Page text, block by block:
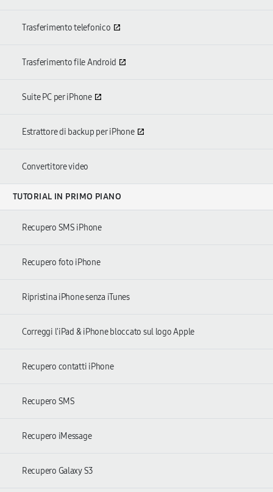
Trasferimento telefonico
Trasferimento file Android
Suite PC per iPhone
Estrattore di backup per iPhone
Convertitore video
TUTORIAL IN PRIMO PIANO
Recupero SMS iPhone
Recupero foto iPhone
Ripristina iPhone senza iTunes
Correggi l'iPad & iPhone bloccato sul logo Apple
Recupero contatti iPhone
Recupero SMS
Recupero iMessage
Recupero Galaxy S3